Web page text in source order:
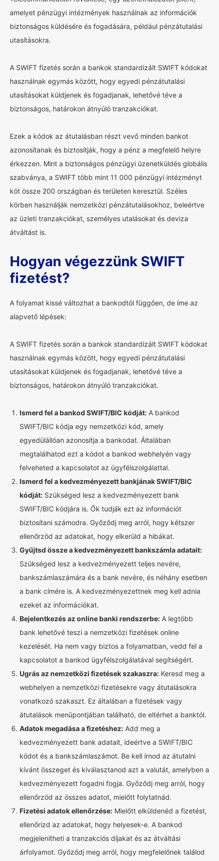
amelyet pénzügyi intézmények használnak az információk
biztonságos küldésére és fogadására, például pénzátutalási
utasításokra.
A SWIFT fizetés során a bankok standardizált SWIFT kódokat
használnak egymás között, hogy egyedi pénzátutalási
utasításokat küldjenek és fogadjanak, lehetővé téve a
biztonságos, határokon átnyúló tranzakciókat.
Ezek a kódok az átutalásban részt vevő minden bankot
azonosítanak és biztosítják, hogy a pénz a megfelelő helyre
érkezzen. Mint a biztonságos pénzügyi üzenetküldés globális
szabványa, a SWIFT több mint 11 000 pénzügyi intézményt
köt össze 200 országban és területen keresztül. Széles
körben használják nemzetközi pénzátutalásokhoz, beleértve
az üzleti tranzakciókat, személyes utalásokat és deviza
átváltást is.
Hogyan végezzünk SWIFT
fizetést?
A folyamat kissé változhat a bankodtól függően, de íme az
alapvető lépések:
A SWIFT fizetés során a bankok standardizált SWIFT kódokat
használnak egymás között, hogy egyedi pénzátutalási
utasításokat küldjenek és fogadjanak, lehetővé téve a
biztonságos, határokon átnyúló tranzakciókat.
Ismerd fel a bankod SWIFT/BIC kódját: A bankod
SWIFT/BIC kódja egy nemzetközi kód, amely
egyedülállóan azonosítja a bankodat. Általában
megtalálhatod ezt a kódot a bankod webhelyén vagy
felveheted a kapcsolatot az ügyfélszolgálattal.
Ismerd fel a kedvezményezett bankjának SWIFT/BIC
kódját: Szükséged lesz a kedvezményezett bank
SWIFT/BIC kódjára is. Ők tudják ezt az információt
biztosítani számodra. Győződj meg arról, hogy kétszer
ellenőrzöd az adatokat, hogy elkerüld a hibákat.
Gyűjtsd össze a kedvezményezett bankszámla adatait:
Szükséged lesz a kedvezményezett teljes nevére,
bankszámlaszámára és a bank nevére, és néhány esetben
a bank címére is. A kedvezményezettnek meg kell adnia
ezeket az információkat.
Bejelentkezés az online banki rendszerbe: A legtöbb
bank lehetővé teszi a nemzetközi fizetések online
kezelését. Ha nem vagy biztos a folyamatban, vedd fel a
kapcsolatot a bankod ügyfélszolgálatával segítségért.
Ugrás az nemzetközi fizetések szakaszra: Keresd meg a
webhelyen a nemzetközi fizetésekre vagy átutalásokra
vonatkozó szakaszt. Ez általában a fizetések vagy
átutalások menüpontjában található, de eltérhet a banktól.
Adatok megadása a fizetéshez: Add meg a
kedvezményezett bank adatait, ideértve a SWIFT/BIC
kódot és a bankszámlaszámot. Be kell írnod az átutalni
kívánt összeget és kiválasztanod azt a valutát, amelyben a
kedvezményezett fogadni fogja. Győződj meg arról, hogy
ellenőrzöd az összes adatot, mielőtt folytatnád.
Fizetési adatok ellenőrzése: Mielőtt elküldenéd a fizetést,
ellenőrizd az adatokat, hogy helyesek-e. A bankod
megjelenítheti a tranzakciós díjakat és az átváltási
árfolyamot. Győződj meg arról, hogy megfelelőnek találod